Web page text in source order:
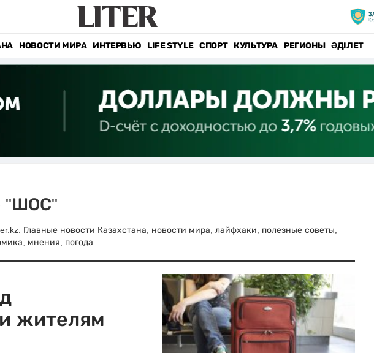
НОВОСТИ МИРА ИНТЕРВЬЮ LIFE STYLE СПОРТ КУЛЬТУРА РЕГИОНЫ ӘДІЛЕТ
"ШОС"
Главные новости Казахстана, новости мира, лайфхаки, полезные советы,
мнения, погода.
жителям